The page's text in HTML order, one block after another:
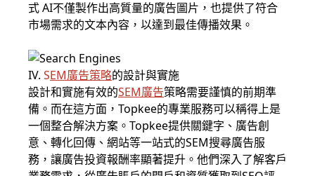
式 AI不僅製作出高質量的廣告圖片，也提供了符合
市場需求的文本內容，以達到最佳傳播效果。
IV. SEM廣告策略的設計與實施
設計和實施有效的SEM廣告策略需要謹慎的前期準
備。而在這方面，Topkee的專業服務可以稱得上是
一個整合解決方案。Topkee提供關鍵字、廣告創
意、轉化回傳、網站等一站式的SEM搜尋廣告服
務，讓廣告投資報酬率顯著提升。他們深入了解客戶